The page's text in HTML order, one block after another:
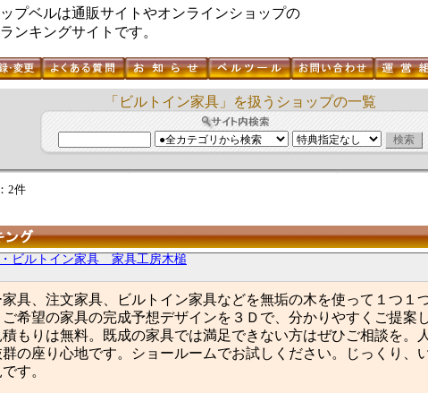
プベルは通販サイトやオンラインショップの
ンキングサイトです。
「ビルトイン家具」を扱うショップの一覧
2件
ビルトイン家具 家具工房木槌
具、注文家具、ビルトイン家具などを無垢の木を使って１つ１
希望の家具の完成予想デザインを３Ｄで、分かりやすくご提案
積もりは無料。既成の家具では満足できない方はぜひご相談を。
群の座り心地です。ショールームでお試しください。じっくり、
す。